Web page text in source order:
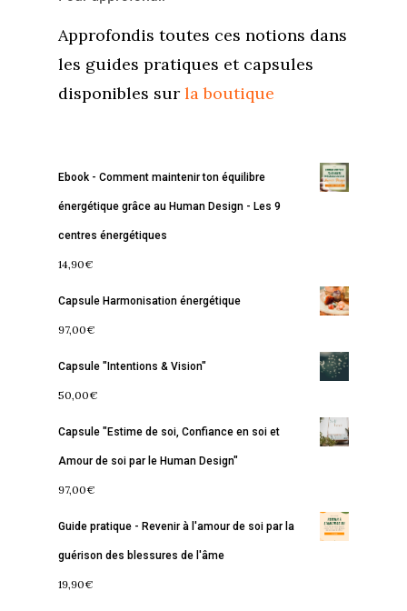
Approfondis toutes ces notions dans
les guides pratiques et capsules
disponibles sur la boutique
Ebook - Comment maintenir ton équilibre
énergétique grâce au Human Design - Les 9
centres énergétiques
14,90€
Capsule Harmonisation énergétique
97,00€
Capsule "Intentions & Vision"
50,00€
Capsule "Estime de soi, Confiance en soi et
Amour de soi par le Human Design"
97,00€
Guide pratique - Revenir à l'amour de soi par la
guérison des blessures de l'âme
19,90€
Commence ici
S’équilibrer
Services
Accompagnements
Lectures de Human
La Boussole
Renaissance
Membership
Contact